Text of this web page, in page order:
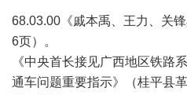
68.03.00《戚本禹、王力、关
6页）。
《中央首长接见广西地区铁路
通车问题重要指示》（桂平县